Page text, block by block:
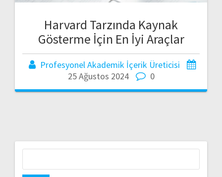
Harvard Tarzında Kaynak
Gösterme İçin En İyi Araçlar
Profesyonel Akademik İçerik Üreticisi
25 Ağustos 2024
0